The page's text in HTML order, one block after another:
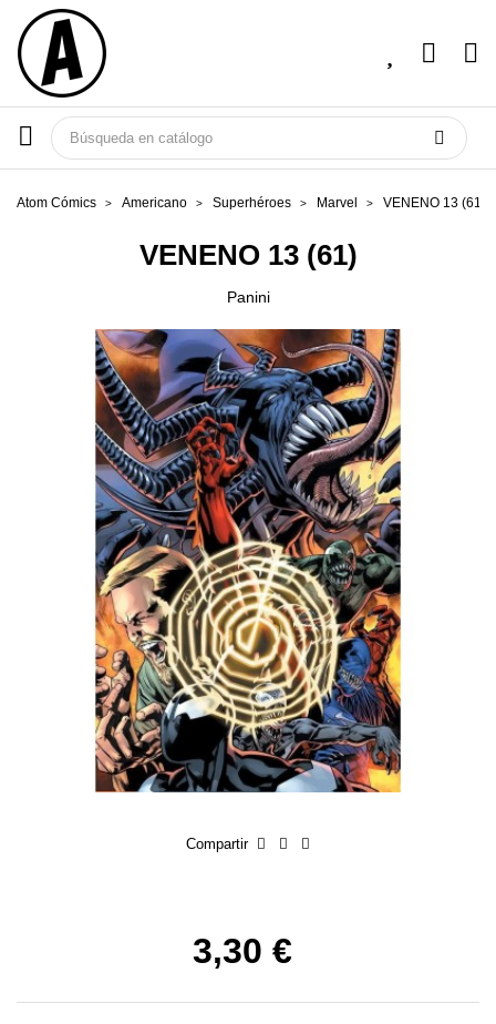
Atom Cómics Americano Superhéroes Marvel VENENO 13 (61)
VENENO 13 (61)
Panini
Compartir
3,30 €